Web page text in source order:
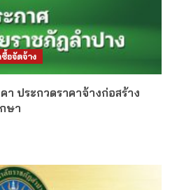
อจัดจ้าง
า ประกวดราคาจ้างก่อสร้าง
ษา